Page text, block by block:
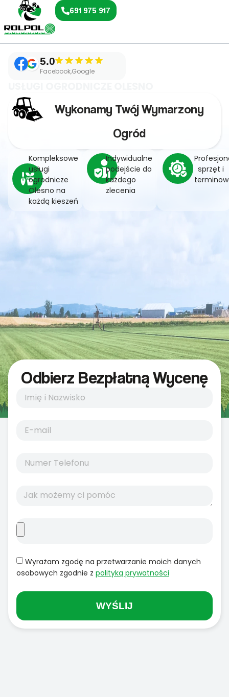
691 975 917
5.0
Facebook,Google
Wykonamy Twój Wymarzony
Ogród
Kompleksowe
usługi
ogrodnicze
Olesno na
każdą kieszeń
Indywidualne
podejście do
każdego
zlecenia
sprzęt i
Odbierz Bezpłatną Wycenę
Wyrażam zgodę na przetwarzanie moich danych
osobowych zgodnie z polityką prywatności
WYŚLIJ